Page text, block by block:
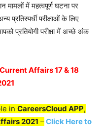
मामलों में महत्वपूर्ण घटना पर
प्रतिस्पर्धी परीक्षाओं के लिए
प्रतियोगी परीक्षा में अच्छे अंक
Affairs 17 & 18
in CareersCloud APP,
2021 –Click Here to